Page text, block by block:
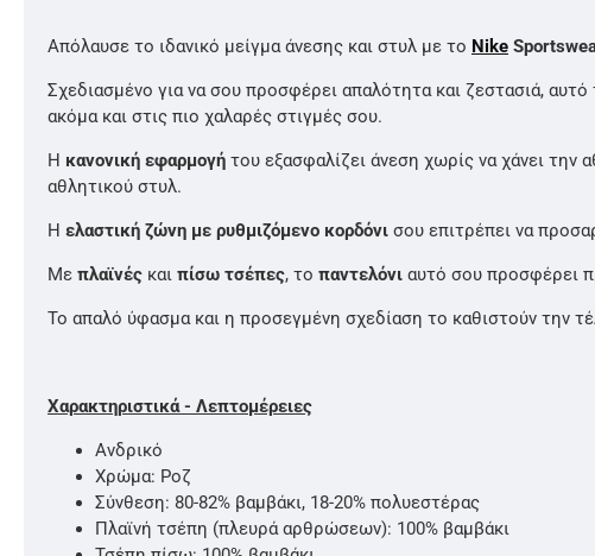
Απόλαυσε το ιδανικό μείγμα άνεσης και στυλ με το Nike
Σχεδιασμένο για να σου προσφέρει απαλότητα και ζεστασιά, αυτό
ακόμα και στις πιο χαλαρές στιγμές σου.
Η κανονική εφαρμογή του εξασφαλίζει άνεση χωρίς να χάνει
αθλητικού στυλ.
Η ελαστική ζώνη με ρυθμιζόμενο κορδόνι σου επιτρέπει να
Με πλαϊνές και πίσω τσέπες, το παντελόνι αυτό σου προσφέρει
Το απαλό ύφασμα και η προσεγμένη σχεδίαση το καθιστούν την
Χαρακτηριστικά - Λεπτομέρειες
Ανδρικό
Χρώμα: Ροζ
Σύνθεση: 80-82% βαμβάκι, 18-20% πολυεστέρας
Πλαϊνή τσέπη (πλευρά αρθρώσεων): 100% βαμβάκι